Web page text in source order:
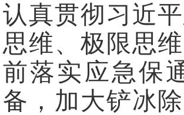
认真贯彻习近
思维、极限思
前落实应急保
备，加大铲冰